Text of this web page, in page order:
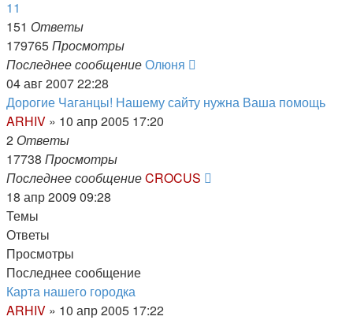
11
151 Ответы
179765Просмотры
Последнее сообщениеОлюня
04 авг 2007 22:28
Дорогие Чаганцы! Нашему сайту нужна Ваша помощь
ARHIV » 10 апр 2005 17:20
2 Ответы
17738 Просмотры
Последнее сообщениеCROCUS
18 апр 2009 09:28
Темы
Ответы
Просмотры
Последнее сообщение
Карта нашего городка
ARHIV » 10 апр 2005 17:22